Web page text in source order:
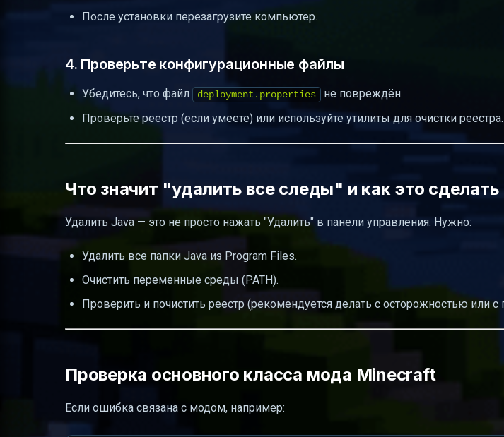
После установки перезагрузите компьютер.
4. Проверьте конфигурационные файлы
Убедитесь, что файл deployment.properties
не повреждён.
Проверьте реестр (если умеете) или используйте утилиты для очистки реестра.
Что значит "удалить все следы" и как это сделать
Удалить Java — это не просто нажать "Удалить" в панели управления. Нужно:
Удалить все папки Java из Program Files.
Очистить переменные среды (PATH).
Проверить и почистить реестр (рекомендуется делать с осторожностью
Проверка основного класса мода Minecraft
Если ошибка связана с модом, например: